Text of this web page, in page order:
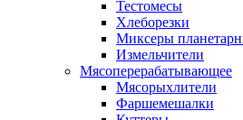
Тестомесы
Хлеборезки
Миксеры
Измельчители
Мясоперерабатывающее
Мясорыхлители
Фаршемешалки